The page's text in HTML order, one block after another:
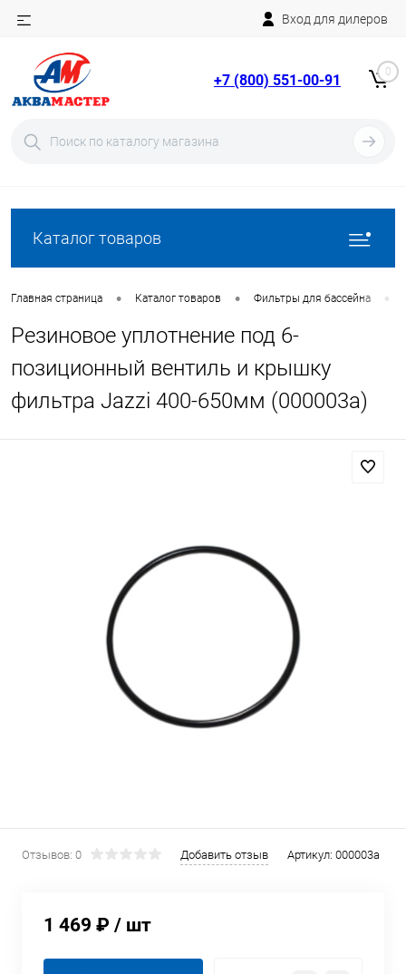
Вход для дилеров
+7 (800) 551-00-91 0
Каталог товаров
Главная страница • Каталог товаров • Фильтры для бассейна •
Резиновое уплотнение под 6-
позиционный вентиль и крышку
фильтра Jazzi 400-650мм (000003a)
Отзывов: 0 Добавить отзыв Артикул: 000003a
1 469 ₽ / шт